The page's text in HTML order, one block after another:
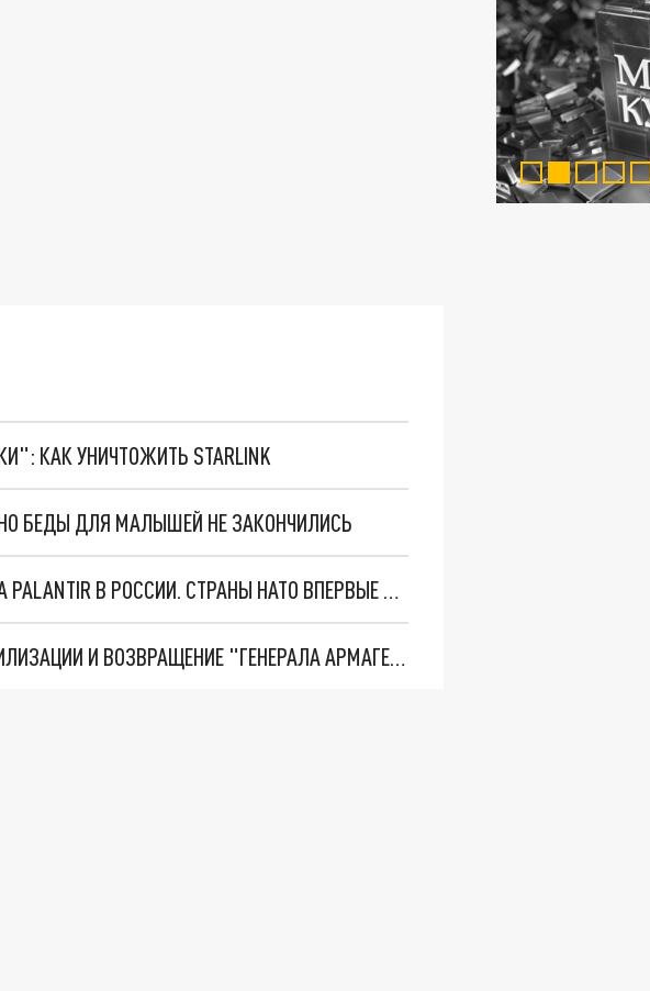
КАК УНИЧТОЖИТЬ STARLINK
БЕДЫ ДЛЯ МАЛЫШЕЙ НЕ ЗАКОНЧИЛИСЬ
"ОЧЕНЬ ПЛОХИЕ НОВОСТИ": БОЛЬШАЯ ОШИБКА PALANTIR В РОССИИ. СТРАНЫ НАТО ВПЕРВЫЕ ЗА СВО ОСТАНОВИЛИ ПОСТАВКИ ОРУЖИЯ. ВСУ ТЕРЯЮТ ПРИГРАНИЧЬЕ?
ТРИ ГЛАВНЫХ ИНСАЙДА ОБ СВО. ОТМЕНА МОБИЛИЗАЦИИ И ВОЗВРАЩЕНИЕ "ГЕНЕРАЛА АРМАГЕДДОНА"? ОТЛИЧНЫЕ НОВОСТИ, КОТОРЫЕ ЖДАЛИ ВСЕ